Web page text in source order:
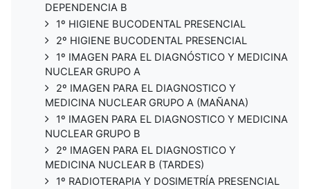
DEPENDENCIA B
1º HIGIENE BUCODENTAL PRESENCIAL
2º HIGIENE BUCODENTAL PRESENCIAL
1º IMAGEN PARA EL DIAGNÓSTICO Y MEDICINA
NUCLEAR GRUPO A
2º IMAGEN PARA EL DIAGNOSTICO Y
MEDICINA NUCLEAR GRUPO A (MAÑANA)
1º IMAGEN PARA EL DIAGNOSTICO Y MEDICINA
NUCLEAR GRUPO B
2º IMAGEN PARA EL DIAGNOSTICO Y
MEDICINA NUCLEAR B (TARDES)
1º RADIOTERAPIA Y DOSIMETRÍA PRESENCIAL